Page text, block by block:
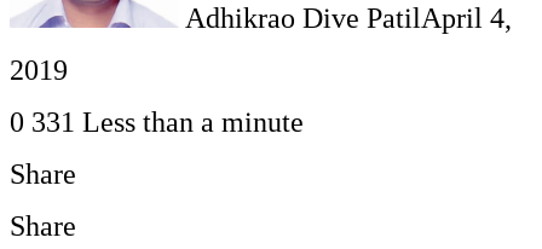
Adhikrao Dive PatilApril 4,
2019
0 331 Less than a minute
Share
Facebook
Twitter
LinkedIn
Pinterest
WhatsApp
Telegram
Share
Print
Share